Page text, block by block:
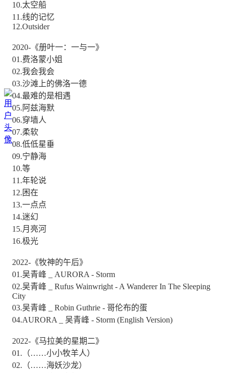
10.太空船
11.线的记忆
12.Outsider
2020-《册叶一：一与一》
01.费洛蒙小姐
02.我会我会
03.沙滩上的佛洛一德
04.最难的是相遇
05.阿兹海默
06.穿墙人
07.柔软
08.低低星垂
09.宁静海
10.等
11.年轮说
12.困在
13.一点点
14.迷幻
15.月亮河
16.极光
2022-《牧神的午后》
01.吴青峰 _ AURORA - Storm
02.吴青峰 _ Rufus Wainwright - A Wanderer In The Sleeping
City
03.吴青峰 _ Robin Guthrie - 哥伦布的蛋
04.AURORA _ 吴青峰 - Storm (English Version)
2022-《马拉美的星期二》
01.（……小小牧羊人）
02.（……海妖沙龙）